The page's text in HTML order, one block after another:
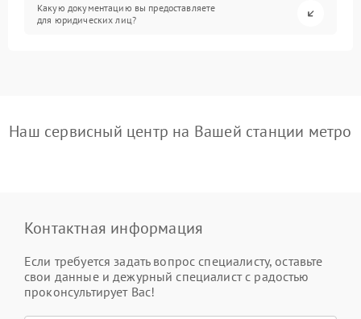
Какую документацию вы предоставляете
для юридических лиц?
Наш сервисный центр на Вашей станции метро
Контактная информация
Если требуется задать вопрос специалисту, оставьте
свои данные и дежурный специалист с радостью
проконсультирует Вас!